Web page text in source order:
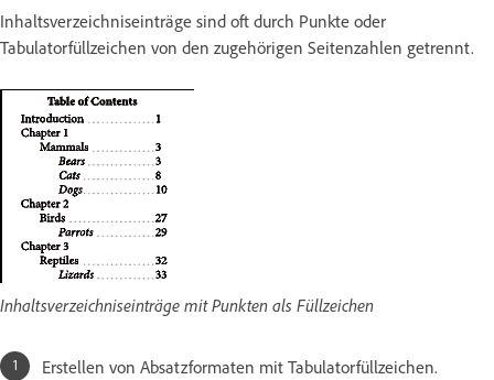
Inhaltsverzeichniseinträge sind oft durch Punkte oder
Tabulatorfüllzeichen von den zugehörigen Seitenzahlen getrennt.
Inhaltsverzeichniseinträge mit Punkten als Füllzeichen
Erstellen von Absatzformaten mit Tabulatorfüllzeichen.